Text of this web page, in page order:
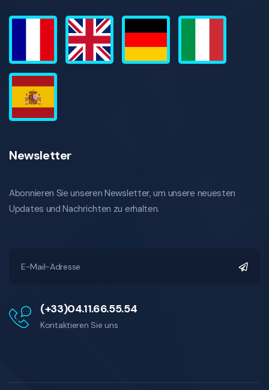
Newsletter
Abonnieren Sie unseren Newsletter, um unsere neuesten
Updates und Nachrichten zu erhalten.
(+33)04.11.66.55.54
Kontaktieren Sie uns